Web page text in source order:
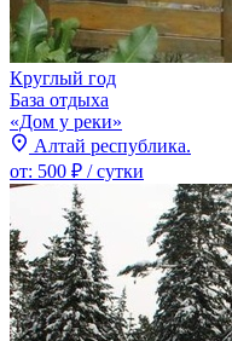
Круглый год
База отдыха
«Дом у реки»
Алтай республика.
от: 500 ₽ / сутки